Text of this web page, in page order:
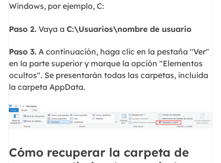
Windows, por ejemplo, C:
Paso 2.Vaya a C:\Usuarios\nombre de usuario
Paso 3.A continuación, haga clic en la pestaña "Ver"
en la parte superior y marque la opción "Elementos
ocultos". Se presentarán todas las carpetas, incluida
la carpeta AppData.
Cómo recuperar la carpeta de